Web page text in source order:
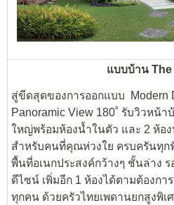
แบบบ้าน The
สู่ขีดสุดของการออกแบบ Modern
Panoramic View 180˚ รับวิวหน้
ใหญ่พร้อมห้องน้ำในตัว และ 2 ห้อ
สำหรับคนที่คุณห่วงใย ครบครันทุก
พื้นที่อเนกประสงค์กว้างๆ ชั้นล่าง
ดีไซน์ เพิ่มอีก 1 ห้องได้ตามต้องกา
ทุกคน ด้วยครัวไทยเพดานยกสูงพิ